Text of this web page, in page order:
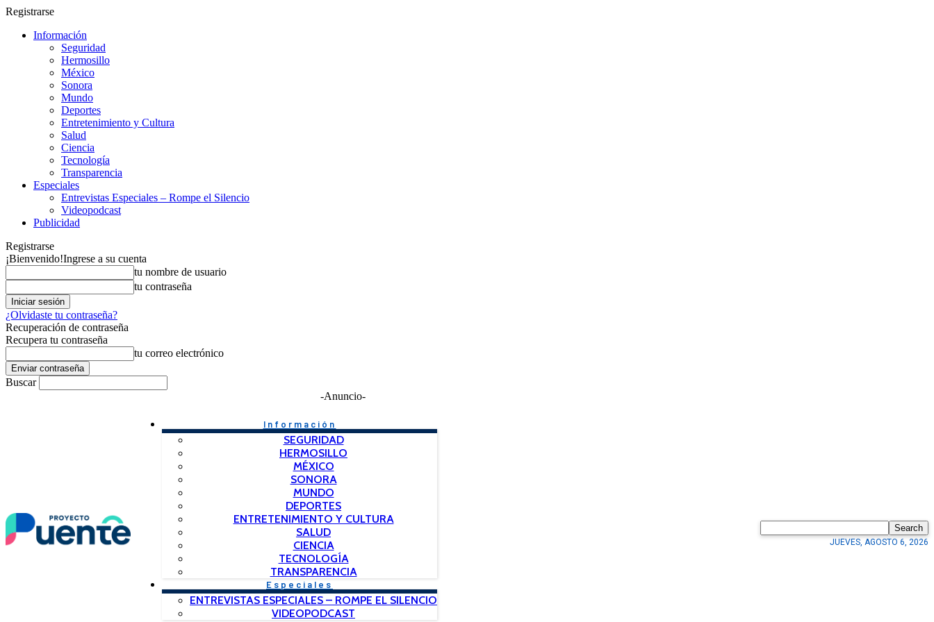
Registrarse
Información
Seguridad
Hermosillo
México
Sonora
Mundo
Deportes
Entretenimiento y Cultura
Salud
Ciencia
Tecnología
Transparencia
Especiales
Entrevistas Especiales – Rompe el Silencio
Videopodcast
Publicidad
Registrarse
¡Bienvenido!Ingrese a su cuenta
tu nombre de usuario
tu contraseña
¿Olvidaste tu contraseña?
Recuperación de contraseña
Recupera tu contraseña
tu correo electrónico
Buscar
-Anuncio-
Información
SEGURIDAD
HERMOSILLO
MÉXICO
SONORA
MUNDO
DEPORTES
ENTRETENIMIENTO Y CULTURA
SALUD
CIENCIA
TECNOLOGÍA
TRANSPARENCIA
Especiales
ENTREVISTAS ESPECIALES – ROMPE EL SILENCIO
VIDEOPODCAST
Search
JUEVES, AGOSTO 6, 2026